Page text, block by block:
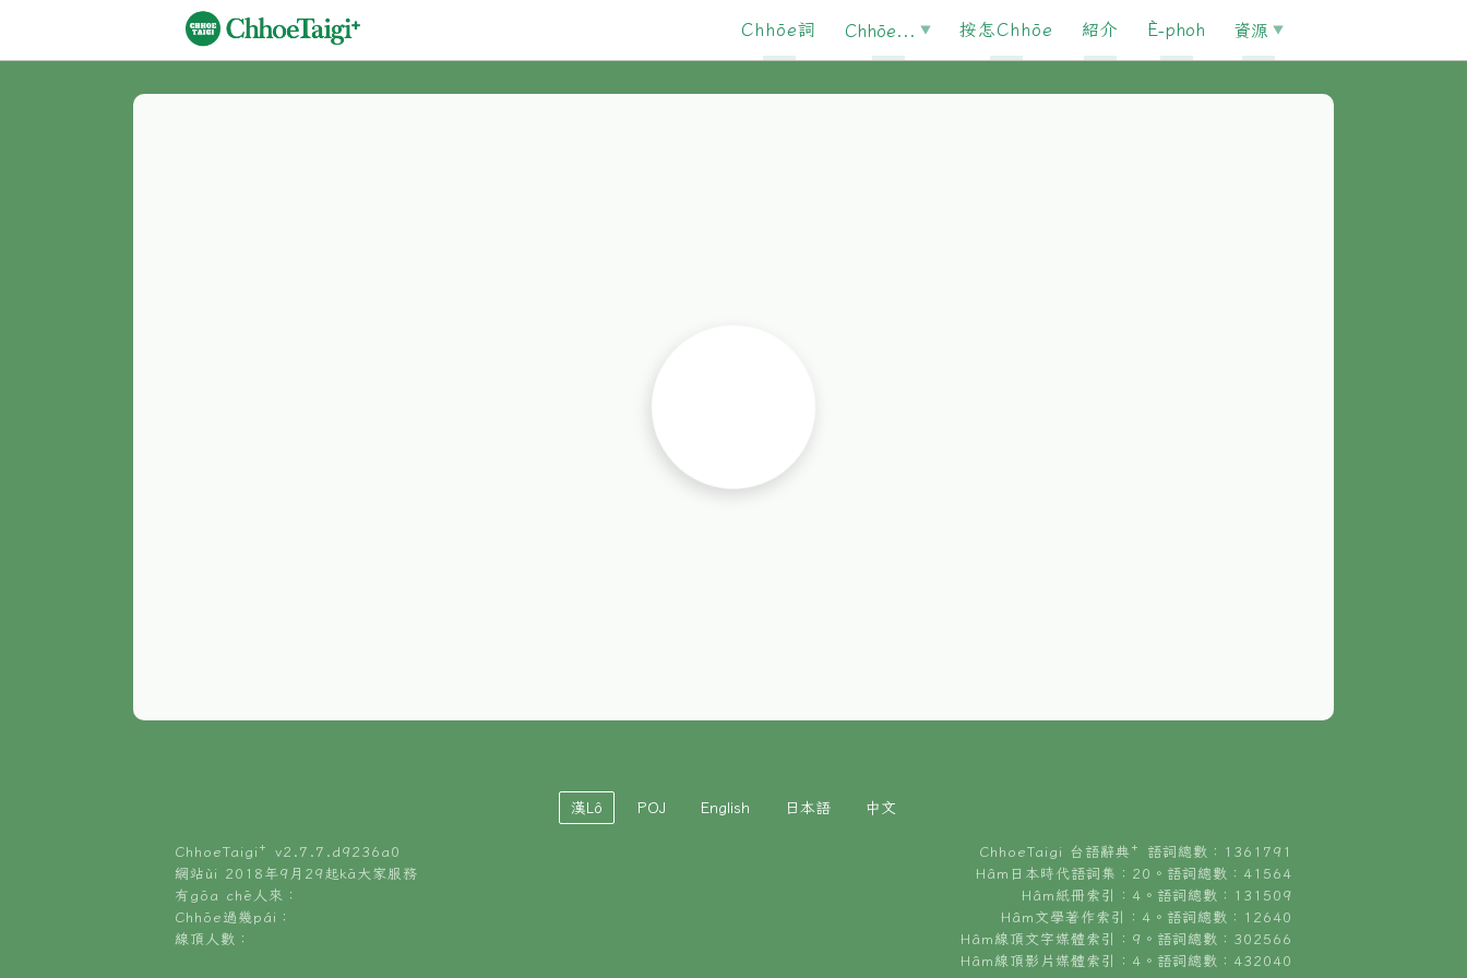
Chhōe詞 Chhōe... 按怎Chhōe 紹介 È-phoh 資源
漢Lô POJ English 日本語 中文
ChhoeTaigi⁺ v2.7.7.d9236a0
網站ùi 2018年9月29起kā大家服務
有gōa chē人來：
Chhōe過幾pái：
線頂人數：
ChhoeTaigi 台語辭典⁺ 語詞總數：1361791
Hâm日本時代語詞集：20。語詞總數：41564
Hâm紙冊索引：4。語詞總數：131509
Hâm文學著作索引：4。語詞總數：12640
Hâm線頂文字媒體索引：9。語詞總數：302566
Hâm線頂影片媒體索引：4。語詞總數：432040